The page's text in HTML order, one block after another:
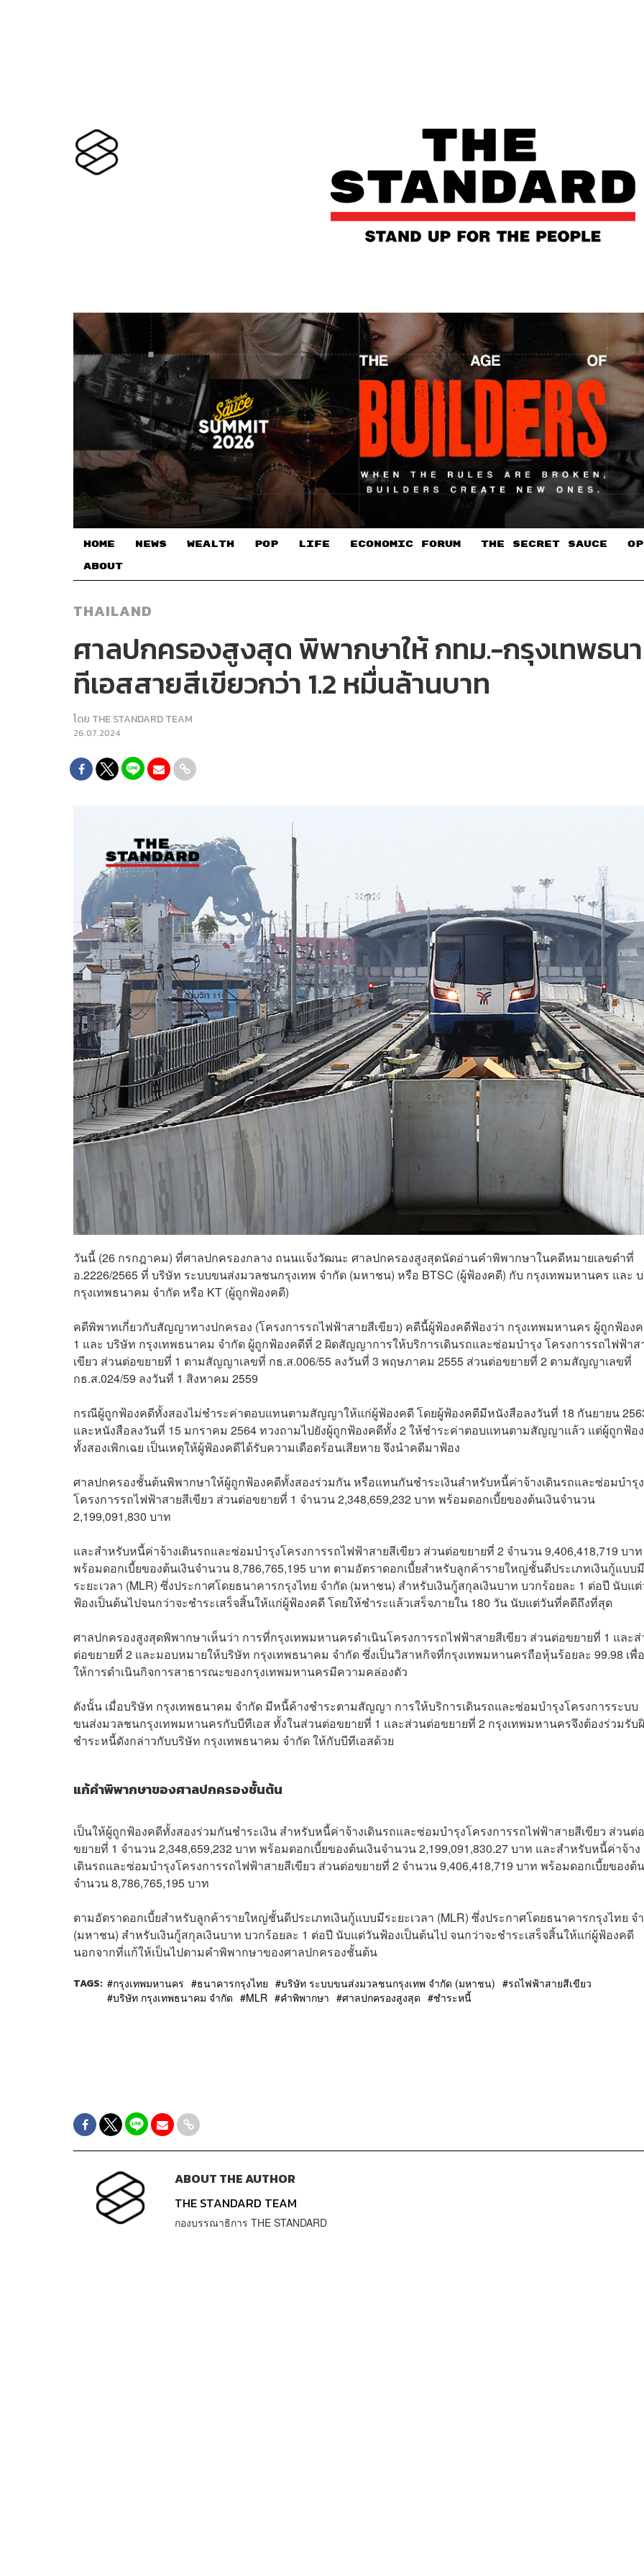
HOME NEWS WEALTH POP LIFE ECONOMIC FORUM THE SECRET SAUCE​
ABOUT
THAILAND
ศาลปกครองสูงสุด พิพากษาให้ กทม.-กรุงเทพธน
ทีเอสสายสีเขียวกว่า 1.2 หมื่นล้านบาท
โดย THE STANDARD TEAM
26.07.2024
วันนี้ (26 กรกฎาคม) ที่ศาลปกครองกลาง ถนนแจ้งวัฒนะ ศาลปกครองสูงสุดนัดอ่านคำพิพากษาในคดีหมายเลขดำที่
อ.2226/2565 ที่ บริษัท ระบบขนส่งมวลชนกรุงเทพ จำกัด (มหาชน) หรือ BTSC (ผู้ฟ้องคดี) กับ กรุงเทพมหานคร และ
กรุงเทพธนาคม จำกัด หรือ KT (ผู้ถูกฟ้องคดี)
คดีพิพาทเกี่ยวกับสัญญาทางปกครอง (โครงการรถไฟฟ้าสายสีเขียว) คดีนี้ผู้ฟ้องคดีฟ้องว่า กรุงเทพมหานคร ผู้ถูกฟ้อง
1 และ บริษัท กรุงเทพธนาคม จำกัด ผู้ถูกฟ้องคดีที่ 2 ผิดสัญญาการให้บริการเดินรถและซ่อมบำรุง โครงการรถไฟฟ้าส
เขียว ส่วนต่อขยายที่ 1 ตามสัญญาเลขที่ กธ.ส.006/55 ลงวันที่ 3 พฤษภาคม 2555 ส่วนต่อขยายที่ 2 ตามสัญญาเลขที่
กธ.ส.024/59 ลงวันที่ 1 สิงหาคม 2559
กรณีผู้ถูกฟ้องคดีทั้งสองไม่ชำระค่าตอบแทนตามสัญญาให้แก่ผู้ฟ้องคดี โดยผู้ฟ้องคดีมีหนังสือลงวันที่ 18 กันยายน
และหนังสือลงวันที่ 15 มกราคม 2564 ทวงถามไปยังผู้ถูกฟ้องคดีทั้ง 2 ให้ชำระค่าตอบแทนตามสัญญาแล้ว แต่ผู้ถูกฟ้อ
ทั้งสองเพิกเฉย เป็นเหตุให้ผู้ฟ้องคดีได้รับความเดือดร้อนเสียหาย จึงนำคดีมาฟ้อง
ศาลปกครองชั้นต้นพิพากษาให้ผู้ถูกฟ้องคดีทั้งสองร่วมกัน หรือแทนกันชำระเงินสำหรับหนี้ค่าจ้างเดินรถและซ่อมบำรุง
โครงการรถไฟฟ้าสายสีเขียว ส่วนต่อขยายที่ 1 จำนวน 2,348,659,232 บาท พร้อมดอกเบี้ยของต้นเงินจำนวน
2,199,091,830 บาท
และสำหรับหนี้ค่าจ้างเดินรถและซ่อมบำรุงโครงการรถไฟฟ้าสายสีเขียว ส่วนต่อขยายที่ 2 จำนวน 9,406,418,719 บาท
พร้อมดอกเบี้ยของต้นเงินจำนวน 8,786,765,195 บาท ตามอัตราดอกเบี้ยสำหรับลูกค้ารายใหญ่ชั้นดีประเภทเงินกู้แบบมี
ระยะเวลา (MLR) ซึ่งประกาศโดยธนาคารกรุงไทย จำกัด (มหาชน) สำหรับเงินกู้สกุลเงินบาท บวกร้อยละ 1 ต่อปี นับแ
ฟ้องเป็นต้นไปจนกว่าจะชำระเสร็จสิ้นให้แก่ผู้ฟ้องคดี โดยให้ชำระแล้วเสร็จภายใน 180 วัน นับแต่วันที่คดีถึงที่สุด
ศาลปกครองสูงสุดพิพากษาเห็นว่า การที่กรุงเทพมหานครดำเนินโครงการรถไฟฟ้าสายสีเขียว ส่วนต่อขยายที่ 1 และ
ต่อขยายที่ 2 และมอบหมายให้บริษัท กรุงเทพธนาคม จำกัด ซึ่งเป็นวิสาหกิจที่กรุงเทพมหานครถือหุ้นร้อยละ 99.98 เพื่อ
ให้การดำเนินกิจการสาธารณะของกรุงเทพมหานครมีความคล่องตัว
ดังนั้น เมื่อบริษัท กรุงเทพธนาคม จำกัด มีหนี้ค้างชำระตามสัญญา การให้บริการเดินรถและซ่อมบำรุงโครงการระบบ
ขนส่งมวลชนกรุงเทพมหานครกับบีทีเอส ทั้งในส่วนต่อขยายที่ 1 และส่วนต่อขยายที่ 2 กรุงเทพมหานครจึงต้องร่วมรับ
ชำระหนี้ดังกล่าวกับบริษัท กรุงเทพธนาคม จำกัด ให้กับบีทีเอสด้วย
แก้คำพิพากษาของศาลปกครองชั้นต้น
เป็นให้ผู้ถูกฟ้องคดีทั้งสองร่วมกันชำระเงิน สำหรับหนี้ค่าจ้างเดินรถและซ่อมบำรุงโครงการรถไฟฟ้าสายสีเขียว ส่วนต่อ
ขยายที่ 1 จำนวน 2,348,659,232 บาท พร้อมดอกเบี้ยของต้นเงินจำนวน 2,199,091,830.27 บาท และสำหรับหนี้ค่าจ้าง
เดินรถและซ่อมบำรุงโครงการรถไฟฟ้าสายสีเขียว ส่วนต่อขยายที่ 2 จำนวน 9,406,418,719 บาท พร้อมดอกเบี้ยของต้
จำนวน 8,786,765,195 บาท
ตามอัตราดอกเบี้ยสำหรับลูกค้ารายใหญ่ชั้นดีประเภทเงินกู้แบบมีระยะเวลา (MLR) ซึ่งประกาศโดยธนาคารกรุงไทย จ
(มหาชน) สำหรับเงินกู้สกุลเงินบาท บวกร้อยละ 1 ต่อปี นับแต่วันฟ้องเป็นต้นไป จนกว่าจะชำระเสร็จสิ้นให้แก่ผู้ฟ้องคดี
นอกจากที่แก้ให้เป็นไปตามคำพิพากษาของศาลปกครองชั้นต้น
TAGS: กรุงเทพมหานคร ธนาคารกรุงไทย บริษัท ระบบขนส่งมวลชนกรุงเทพ จำกัด (มหาชน)
รถไฟฟ้าสายสีเขียว
บริษัท กรุงเทพธนาคม จำกัด
MLR คำพิพากษา ศาลปกครองสูงสุด ชำระหนี้
ABOUT THE AUTHOR
THE STANDARD TEAM
กองบรรณาธิการ THE STANDARD